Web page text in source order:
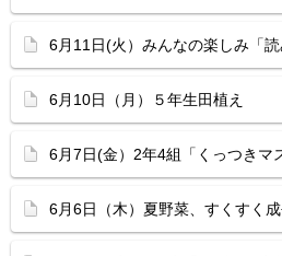
6月11日(火）みんなの楽しみ「読
6月10日（月）５年生田植え
6月7日(金）2年4組「くっつきマ
6月6日（木）夏野菜、すくすく成